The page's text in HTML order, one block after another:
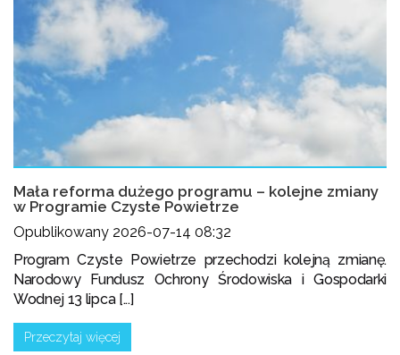
Mała reforma dużego programu – kolejne zmiany
w Programie Czyste Powietrze
Opublikowany 2026-07-14 08:32
Program Czyste Powietrze przechodzi kolejną zmianę.
Narodowy Fundusz Ochrony Środowiska i Gospodarki
Wodnej 13 lipca [...]
Przeczytaj więcej